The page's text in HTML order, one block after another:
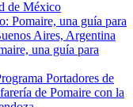
de México
Pomaire, una guía para
Aires, Argentina
una guía para
Portadores de
de Pomaire con la